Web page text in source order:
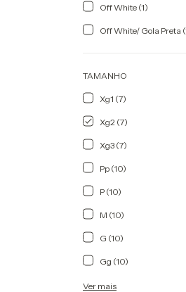
Off White (1)
Off White/ Gola Preta
TAMANHO
Xg1 (7)
Xg2 (7)
Xg3 (7)
Pp (10)
P (10)
M (10)
G (10)
Gg (10)
Ver mais